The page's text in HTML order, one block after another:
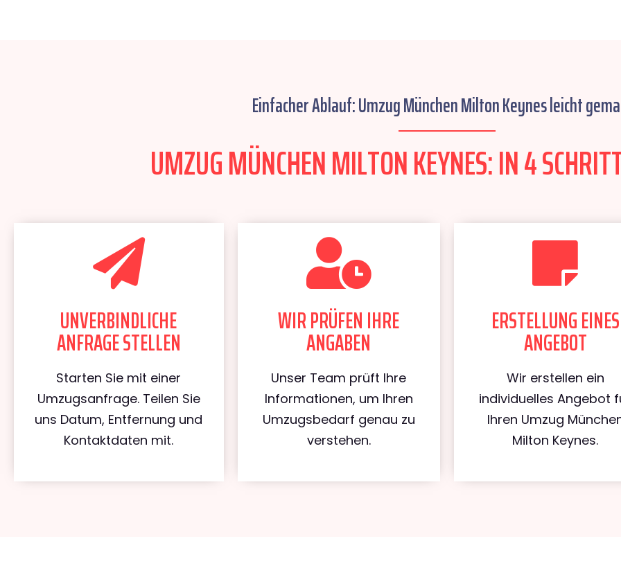
Einfacher Ablauf: Umzug München Milton Keynes leicht
UMZUG MÜNCHEN MILTON KEYNES: IN 4
UNVERBINDLICHE
ANFRAGE STELLEN
Starten Sie mit einer
Umzugsanfrage. Teilen Sie
uns Datum, Entfernung und
Kontaktdaten mit.
WIR PRÜFEN IHRE
ANGABEN
Unser Team prüft Ihre
Informationen, um Ihren
Umzugsbedarf genau zu
verstehen.
ERSTELLUNG EINES
ANGEBOT
Wir erstellen ein
individuelles Angebot
Ihren Umzug
Milton Keynes.